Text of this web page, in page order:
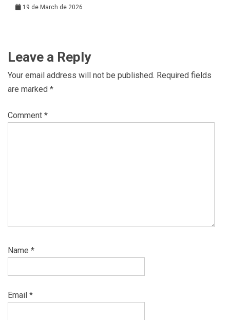
19 de March de 2026
Leave a Reply
Your email address will not be published. Required fields
are marked *
Comment *
Name *
Email *